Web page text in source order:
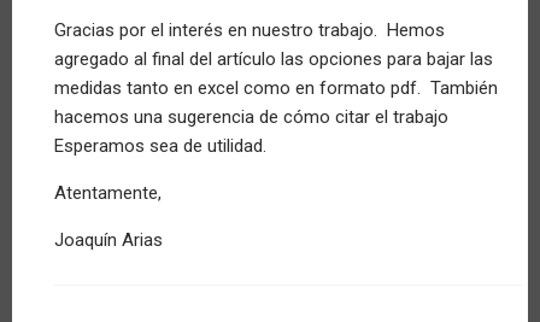
Consulta
de
Base
datos
por
(no
Gracias por el interés en nuestro trabajo. Hemos
agregado al final del artículo las opciones para bajar las
medidas tanto en excel como en formato pdf. También
hacemos una sugerencia de cómo citar el trabajo
Esperamos sea de utilidad.
Atentamente,
Joaquín Arias